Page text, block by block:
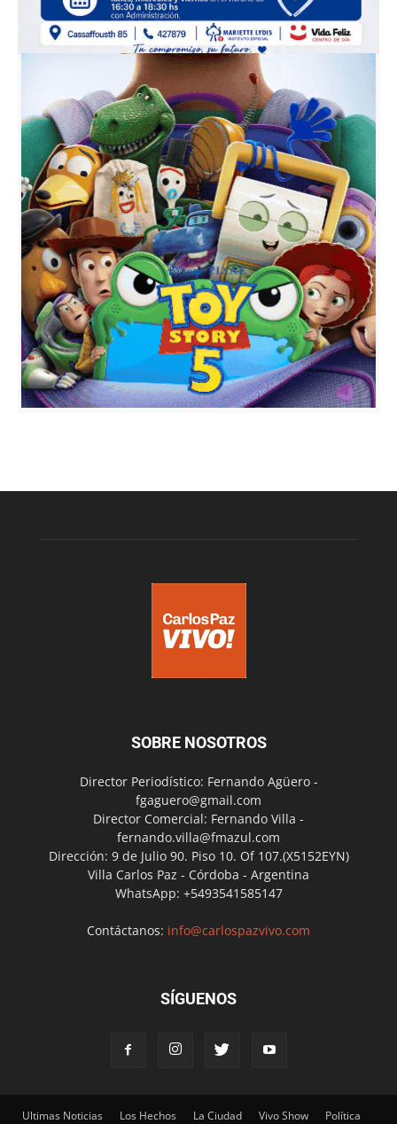
SOBRE NOSOTROS
Director Periodístico: Fernando Agüero -
fgaguero@gmail.com
Director Comercial: Fernando Villa -
fernando.villa@fmazul.com
Dirección: 9 de Julio 90. Piso 10. Of 107.(X5152EYN)
Villa Carlos Paz - Córdoba - Argentina
WhatsApp: +5493541585147
Contáctanos: info@carlospazvivo.com
SÍGUENOS
Ultimas Noticias Los Hechos La Ciudad Vivo Show Política